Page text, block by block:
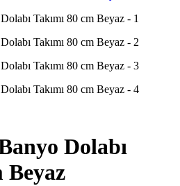
Dolabı
Beyaz